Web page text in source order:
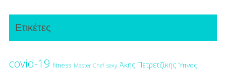
Ετικέτες
covid-19 fitness Master Chef sexy Άκης Πετρετζίκης Ύπνος